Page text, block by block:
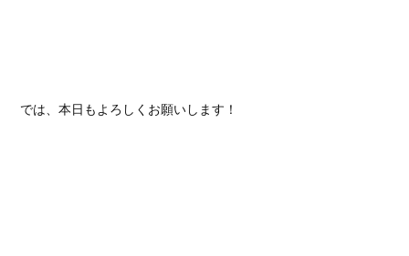
では、本日もよろしくお願いします！